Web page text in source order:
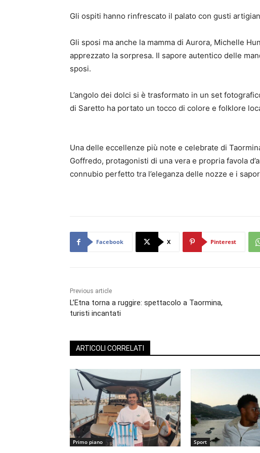
Gli ospiti hanno rinfrescato il palato con gusti
Gli sposi ma anche la mamma di Aurora, Michelle
apprezzato la sorpresa. Il sapore autentico delle
sposi.
L’angolo dei dolci si è trasformato in un set
di Saretto ha portato un tocco di colore e folklore
Una delle eccellenze più note e celebrate di
Goffredo, protagonisti di una vera e propria favola
connubio perfetto tra l’eleganza delle nozze e i
Facebook X Pinterest
Previous article
L’Etna torna a ruggire: spettacolo a Taormina,
turisti incantati
ARTICOLI CORRELATI
Primo piano Sport